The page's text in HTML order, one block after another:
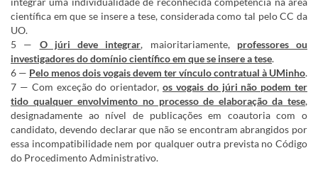
científica em que se insere a tese, considerada como tal pelo CC da
UO.
5 — O júri deve integrar, maioritariamente, professores ou
investigadores do domínio científico em que se insere a tese.
6 — Pelo menos dois vogais devem ter vínculo contratual à UMinho.
7 — Com exceção do orientador, os vogais do júri não podem ter
tido qualquer envolvimento no processo de elaboração da tese,
designadamente ao nível de publicações em coautoria com o
candidato, devendo declarar que não se encontram abrangidos por
essa incompatibilidade nem por qualquer outra prevista no Código
do Procedimento Administrativo.